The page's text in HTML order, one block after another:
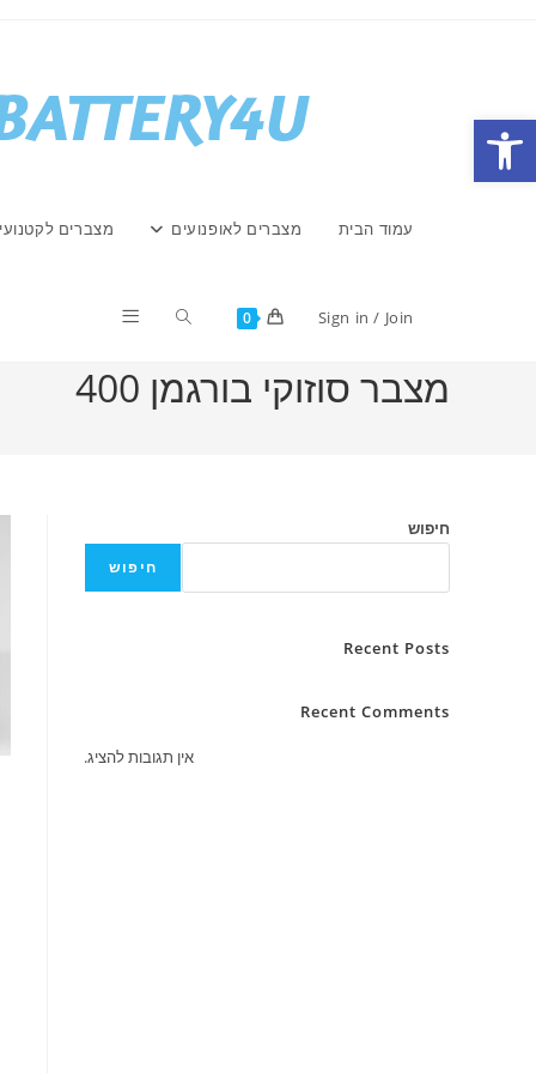
פתח סרגל נגישות
עמוד הבית מצברים לאופנועים מצברים
Sign in / Join
0
Toggle
website
מצבר סוזוקי בורגמן 400
חיפוש
חיפוש
Recent Posts
Recent Comments
אין תגובות להציג.